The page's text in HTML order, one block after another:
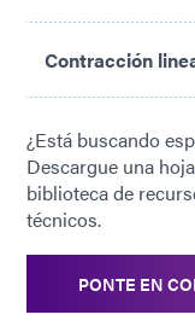
Contracción
¿Está buscando
Descargue una
biblioteca de
técnicos.
PONTE EN